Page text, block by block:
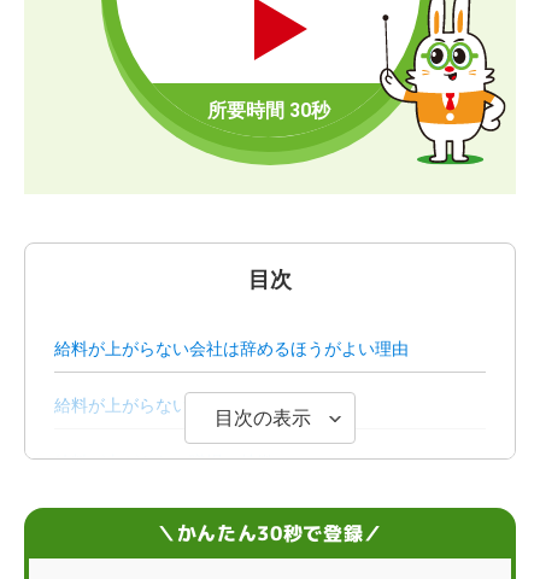
目次
給料が上がらない会社は辞めるほうがよい理由
給料が上がらない人の特徴
給料が上がらない職場の特徴
目次の表示
＼かんたん30秒で登録／